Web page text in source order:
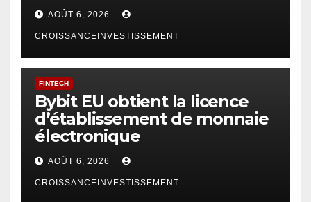
AOÛT 6, 2026
CROISSANCEINVESTISSEMENT
FINTECH
Bybit EU obtient la licence
d’établissement de monnaie
électronique
AOÛT 6, 2026
CROISSANCEINVESTISSEMENT